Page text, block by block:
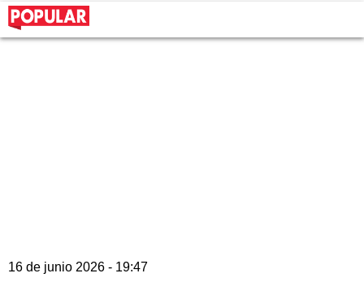
16 de junio 2026 - 19:47